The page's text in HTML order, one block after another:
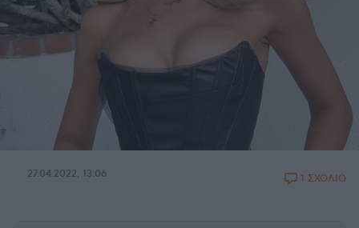
27.04.2022, 13:06 1 ΣΧΟΛΙΟ